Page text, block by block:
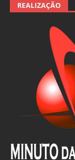
REALIZAÇÃO